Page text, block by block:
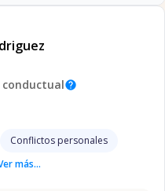
help
Conflictos personales
más...